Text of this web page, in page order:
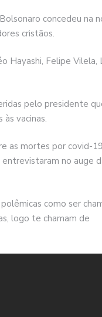
concedeu na
cristãos.
Hayashi, Felipe Vilela,
pelo presidente
vacinas.
as mortes por covid-19
entrevistaram no auge
como ser
logo te chamam de